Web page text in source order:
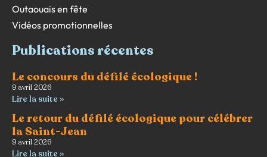
Outaouais en fête
Vidéos promotionnelles
Publications récentes
Le concours du défilé écologique !
9 avril 2026
Lire la suite »
Le retour du défilé écologique pour célébrer
la Saint-Jean
9 avril 2026
Lire la suite »